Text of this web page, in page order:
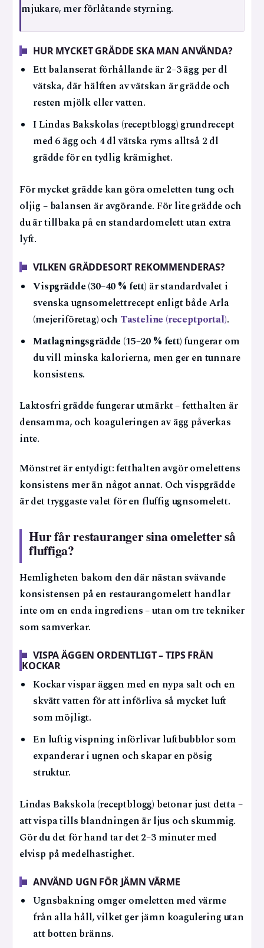
mjukare, mer förlåtande styrning.
HUR MYCKET GRÄDDE SKA MAN ANVÄNDA?
Ett balanserat förhållande är 2–3 ägg per dl
vätska, där hälften av vätskan är grädde och
resten mjölk eller vatten.
I Lindas Bakskolas (receptblogg) grundrecept
med 6 ägg och 4 dl vätska ryms alltså 2 dl
grädde för en tydlig krämighet.
För mycket grädde kan göra omeletten tung och
oljig – balansen är avgörande. För lite grädde och
du är tillbaka på en standardomelett utan extra
lyft.
VILKEN GRÄDDESORT REKOMMENDERAS?
Vispgrädde (30–40 % fett) är standardvalet i
svenska ugnsomelettrecept enligt både Arla
(mejeriföretag) och Tasteline (receptportal).
Matlagningsgrädde (15–20 % fett)fungerar om
du vill minska kalorierna, men ger en tunnare
konsistens.
Laktosfri grädde fungerar utmärkt – fetthalten är
densamma, och koaguleringen av ägg påverkas
inte.
Mönstret är entydigt: fetthalten avgör omelettens
konsistens mer än något annat. Och vispgrädde
är det tryggaste valet för en fluffig ugnsomelett.
Hur får restauranger sina omeletter så
fluffiga?
Hemligheten bakom den där nästan svävande
konsistensen på en restaurangomelett handlar
inte om en enda ingrediens – utan om tre tekniker
som samverkar.
VISPA ÄGGEN ORDENTLIGT – TIPS FRÅN
KOCKAR
Kockar vispar äggen med en nypa salt och en
skvätt vatten för att införliva så mycket luft
som möjligt.
En luftig vispning införlivar luftbubblor som
expanderar i ugnen och skapar en pösig
struktur.
Lindas Bakskola (receptblogg) betonar just detta –
att vispa tills blandningen är ljus och skummig.
Gör du det för hand tar det 2–3 minuter med
elvisp på medelhastighet.
ANVÄND UGN FÖR JÄMN VÄRME
Ugnsbakning omger omeletten med värme
från alla håll, vilket ger jämn koagulering utan
att botten bränns.